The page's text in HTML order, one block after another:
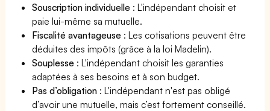
Souscription individuelle : L'indépendant choisit et
paie lui-même sa mutuelle.
Fiscalité avantageuse : Les cotisations peuvent être
déduites des impôts (grâce à la loi Madelin).
Souplesse : L'indépendant choisit les garanties
adaptées à ses besoins et à son budget.
Pas d’obligation : L'indépendant n'est pas obligé
d’avoir une mutuelle, mais c’est fortement conseillé.